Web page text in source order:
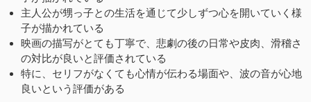
主人公が甥っ子との生活を通じて少しずつ心を開いていく様
子が描かれている
映画の描写がとても丁寧で、悲劇の後の日常や皮肉、滑稽さ
の対比が良いと評価されている
特に、セリフがなくても心情が伝わる場面や、波の音が心地
良いという評価がある